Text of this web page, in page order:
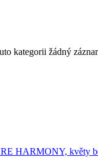
kategorii žádný